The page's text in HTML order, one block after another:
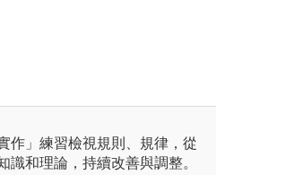
作」練習檢視規則、規律，從
識和理論，持續改善與調整。